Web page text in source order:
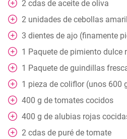
2 cdas de aceite de oliva
2 unidades de cebollas
3 dientes de ajo (finamente
1 Paquete de pimiento dulce
1 Paquete de guindillas
1 pieza de coliflor (unos 600
400 g de tomates cocidos
400 g de alubias rojas
2 cdas de puré de tomate